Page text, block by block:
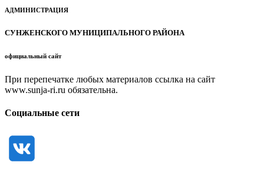
АДМИНИСТРАЦИЯ
СУНЖЕНСКОГО МУНИЦИПАЛЬНОГО РАЙОНА
официальный сайт
При перепечатке любых материалов ссылка на сайт
www.sunja-ri.ru обязательна.
Социальные сети